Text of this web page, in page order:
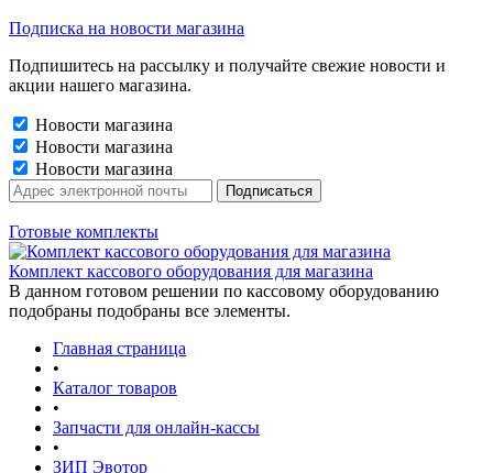
Подписка на новости магазина
Подпишитесь на рассылку и получайте свежие новости и
акции нашего магазина.
Новости магазина
Новости магазина
Новости магазина
Готовые комплекты
Комплект кассового оборудования для магазина
В данном готовом решении по кассовому оборудованию
подобраны подобраны все элементы.
Главная страница
•
Каталог товаров
•
Запчасти для онлайн-кассы
•
ЗИП Эвотор